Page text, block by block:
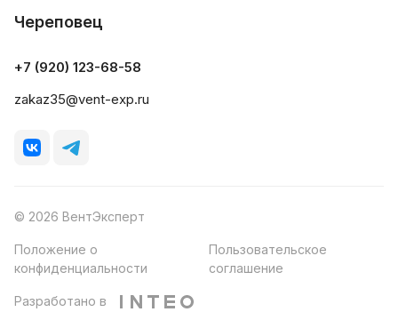
Череповец
+7 (920) 123-68-58
zakaz35@vent-exp.ru
© 2026 ВентЭксперт
Положение о
конфиденциальности
Пользовательское
соглашение
Разработано в